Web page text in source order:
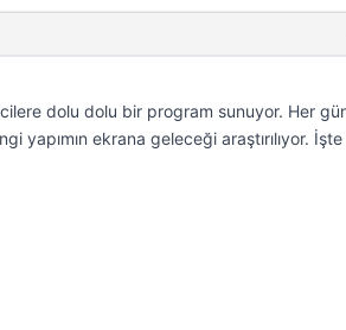
dolu dolu bir program sunuyor. Her
yapımın ekrana geleceği araştırılıyor.